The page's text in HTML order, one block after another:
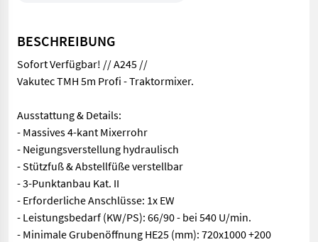
BESCHREIBUNG
Sofort Verfügbar! // A245 //
Vakutec TMH 5m Profi - Traktormixer.
Ausstattung & Details:
- Massives 4-kant Mixerrohr
- Neigungsverstellung hydraulisch
- Stützfuß & Abstellfüße verstellbar
- 3-Punktanbau Kat. II
- Erforderliche Anschlüsse: 1x EW
- Leistungsbedarf (KW/PS): 66/90 - bei 540 U/min.
- Minimale Grubenöffnung HE25 (mm): 720x1000 +200